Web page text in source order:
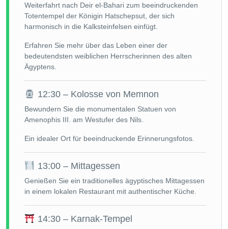
Weiterfahrt nach Deir el-Bahari zum beeindruckenden
Totentempel der Königin Hatschepsut, der sich
harmonisch in die Kalksteinfelsen einfügt.
Erfahren Sie mehr über das Leben einer der
bedeutendsten weiblichen Herrscherinnen des alten
Ägyptens.
12:30 – Kolosse von Memnon
Bewundern Sie die monumentalen Statuen von
Amenophis III. am Westufer des Nils.
Ein idealer Ort für beeindruckende Erinnerungsfotos.
13:00 – Mittagessen
Genießen Sie ein traditionelles ägyptisches Mittagessen
in einem lokalen Restaurant mit authentischer Küche.
14:30 – Karnak-Tempel